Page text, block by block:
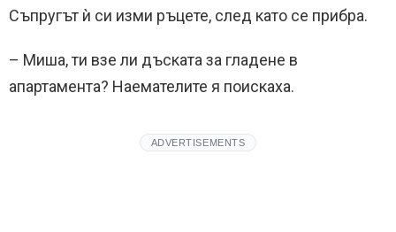
Съпругът ѝ си изми ръцете, след като се прибра.
– Миша, ти взе ли дъската за гладене в
апартамента? Наемателите я поискаха.
ADVERTISEMENTS